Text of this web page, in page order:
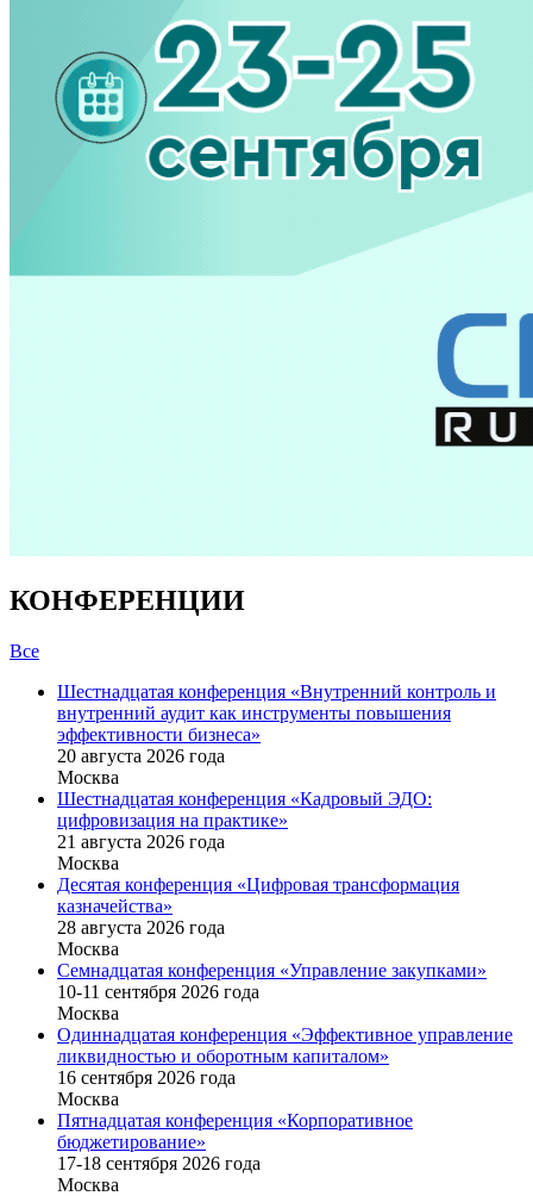
КОНФЕРЕНЦИИ
Все
Шестнадцатая конференция «Внутренний контроль и
внутренний аудит как инструменты повышения
эффективности бизнеса»
20 августа 2026 года
Москва
Шестнадцатая конференция «Кадровый ЭДО:
цифровизация на практике»
21 августа 2026 года
Москва
Десятая конференция «Цифровая трансформация
казначейства»
28 августа 2026 года
Москва
Семнадцатая конференция «Управление закупками»
10-11 сентября 2026 года
Москва
Одиннадцатая конференция «Эффективное управление
ликвидностью и оборотным капиталом»
16 cентября 2026 года
Москва
Пятнадцатая конференция «Корпоративное
бюджетирование»
17-18 сентября 2026 года
Москва